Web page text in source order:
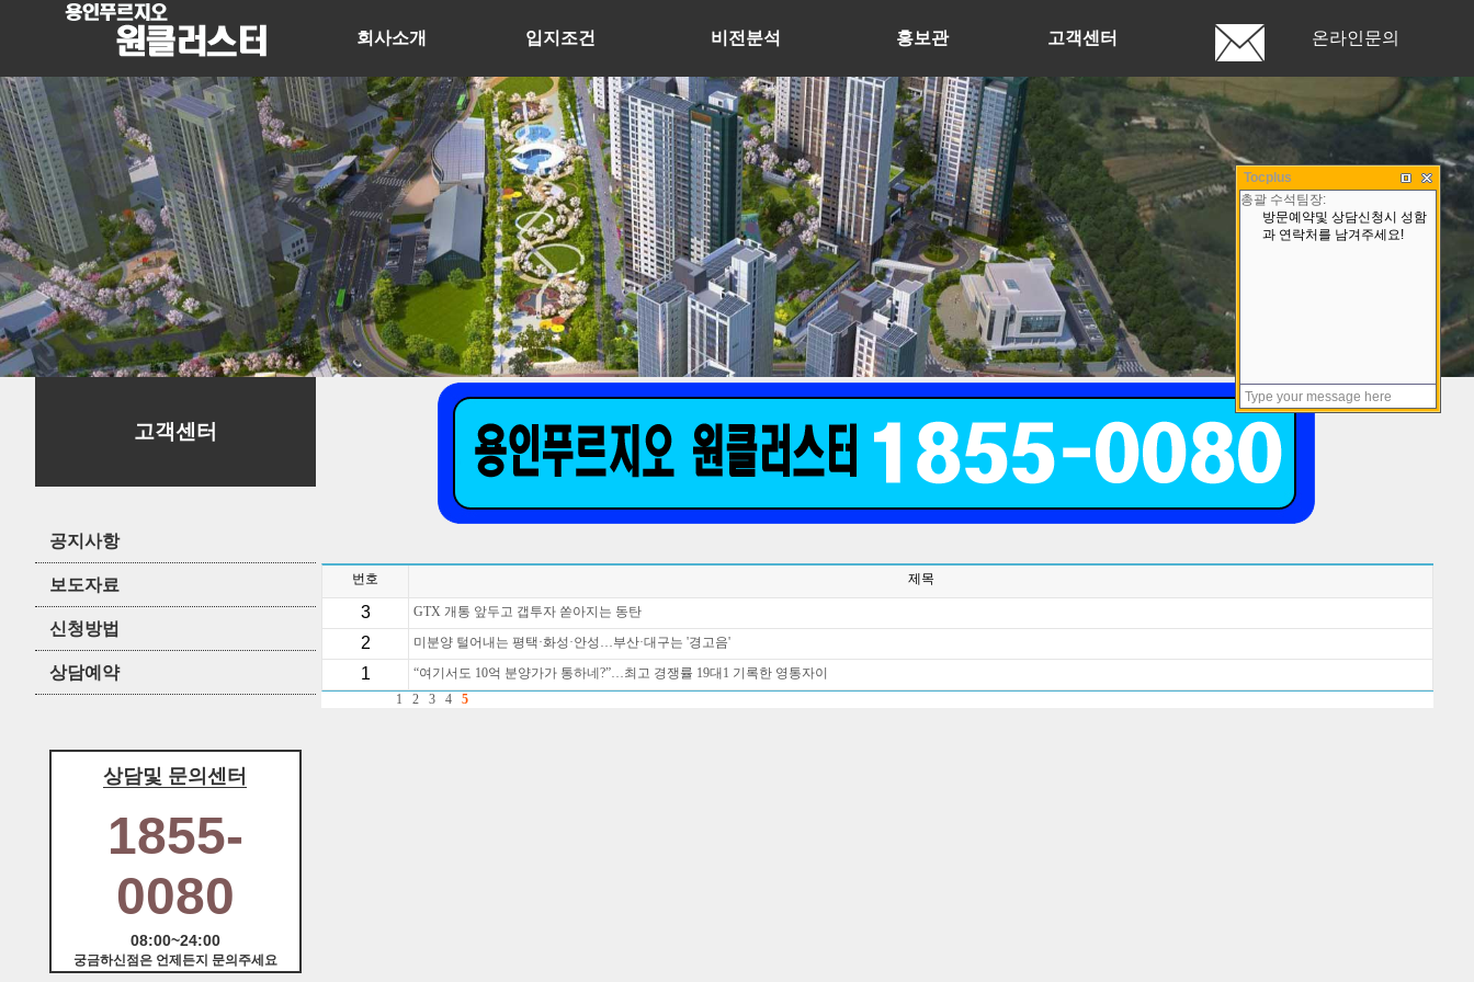
회사소개 입지조건 비전분석 홍보관 고객센터 온라인문의
고객센터
공지사항
보도자료
신청방법
상담예약
상담및 문의센터
1855-
0080
08:00~24:00
궁금하신점은 언제든지 문의주세요
번호 제목
3 GTX 개통 앞두고 갭투자 쏟아지는 동탄
2 미분양 털어내는 평택·화성·안성…부산·대구는 '경고음'
1
“여기서도 10억 분양가가 통하네?”…최고 경쟁률 19대1 기록한 영통자이
1
2 3 4 5
Tocplus